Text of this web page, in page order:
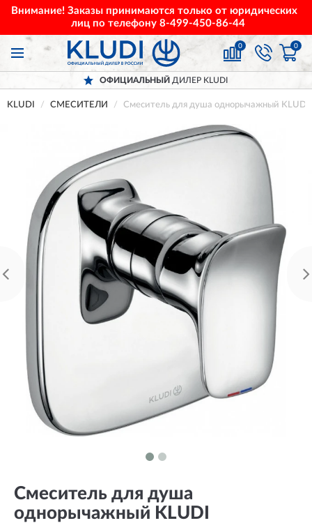
Внимание! Заказы принимаются только от юридических
лиц по телефону 8-499-450-86-44
0 0
ОФИЦИАЛЬНЫЙ ДИЛЕР KLUDI
KLUDI СМЕСИТЕЛИ Смеситель для душа однорычажный KLUDI
Смеситель для душа
однорычажный KLUDI